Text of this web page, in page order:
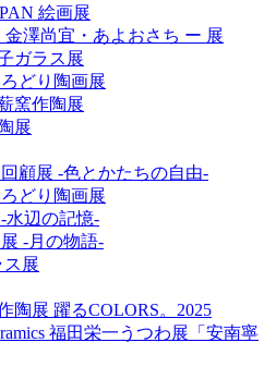
絵画展
金澤尚宜・あよおさち ー 展
ガラス展
どり陶画展
窯作陶展
展
顧展 -色とかたちの自由-
どり陶画展
水辺の記憶-
-月の物語-
ス展
陶展 躍るCOLORS。2025
福田栄一うつわ展「安南寧